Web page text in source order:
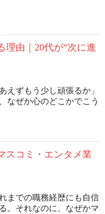
理由｜20代が“次に進
えずもう少し頑張るか」
なぜか心のどこかでこう
スコミ・エンタメ業
までの職務経歴にも自信
。それなのに、なぜかマ